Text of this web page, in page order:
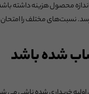
اندازه محصول هزینه
نسبت‌های مختلف را
شده باشد